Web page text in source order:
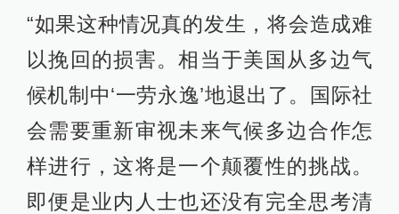
“如果这种情况真的发生，将会造成难
以挽回的损害。相当于美国从多边气
候机制中‘一劳永逸’地退出了。国际社
会需要重新审视未来气候多边合作怎
样进行，这将是一个颠覆性的挑战。
即便是业内人士也还没有完全思考清